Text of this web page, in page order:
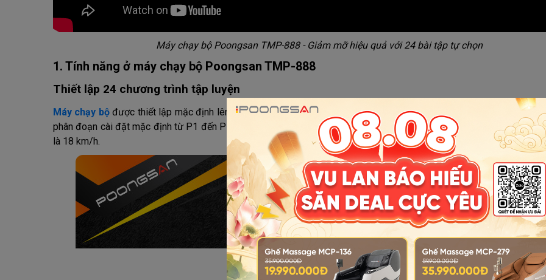
Máy chạy bộ Poongsan TMP-888 - Giảm mỡ hiệu quả với 24 bài tập tự chọn
1. Tính năng ở máy chạy bộ Poongsan TMP-888
Thiết lập 24 chương trình tập luyện
Máy chạy bộđược thiết lập mặc định lên đến 24 phân đoạn chương trình khởi động khác nhau từ P1 đến P24 trong
phân đoạn cài đặt mặc định từ P1 đến P18. Ngoài ra, người dùng cũng có thể tùy chỉnh bằng tay với tốc độ 1.0 km/
là 18 km/h.
Xem thêm nội dung